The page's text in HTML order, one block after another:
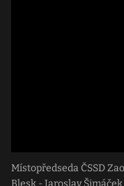
Místopředseda ČSSD
Blesk - Jaroslav Šimáček